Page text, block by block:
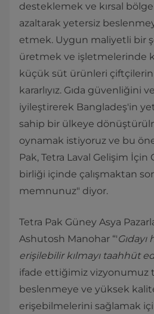
desteklemek ve kırsal
azaltarak yetersiz
etmek. Uygun maliyetli bir
üretmek ve işletmelerinde
küçük süt ürünleri
kararlıyız. Gıda güvenliğini
iyileştirerek Bangladeş'in
sahip bir ülkeye
oynamak istiyoruz ve bu
Pak, Tetra Laval Gelişim İçin
birliği içinde çalışmaktan
memnunuz" diyor.
Tetra Pak Güney Asya
Ashutosh Manohar “'
erişilebilir kılmayı taahhüt
ifade ettiğimiz vizyonumuz
beslenmeye ve yüksek
erişebilmelerini sağlamak